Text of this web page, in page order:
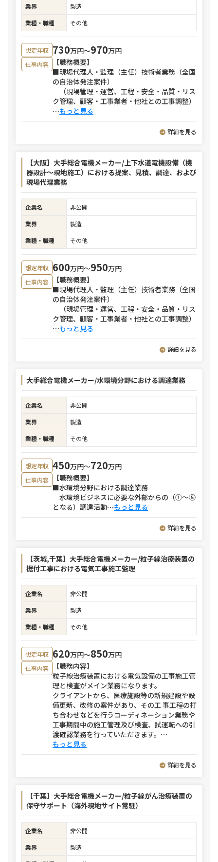
業界
製造
業種・職種
その他
想定年収 730万円〜970万円
仕事内容
【職務概要】
■現場代理人・監理（主任）技術者業務（全国
の自治体発注案件）
（現場管理・運営、工程・安全・品質・リス
ク管理、顧客・工事業者・他社との工事調整）
⋯もっと見る
詳細を見る
【大阪】大手総合電機メーカー/上下水道電機設備（機
器設計～現地施工）における提案、見積、調達、および
現場代理業務
企業名
非公開
業界
製造
業種・職種
その他
想定年収 600万円〜950万円
仕事内容
【職務概要】
■現場代理人・監理（主任）技術者業務（全国
の自治体発注案件）
（現場管理・運営、工程・安全・品質・リス
ク管理、顧客・工事業者・他社との工事調整）
⋯もっと見る
詳細を見る
大手総合電機メーカー/水環境分野における調達業務
企業名
非公開
業界
製造
業種・職種
その他
想定年収 450万円〜720万円
仕事内容
【職務概要】
■水環境分野における調達業務
水環境ビジネスに必要な外部からの（①～⑤
となる）調達活動⋯もっと見る
詳細を見る
【茨城,千葉】大手総合電機メーカー/粒子線治療装置の
据付工事における電気工事施工監理
企業名
非公開
業界
製造
業種・職種
その他
想定年収 620万円〜850万円
仕事内容
【職務内容】
粒子線治療装置における電気設備の工事施工管
理と検査がメイン業務になります。
クライアントから、医療施設等の新規建設や設
備更新、改修の案件があり、その工 事工程の打
ち合わせなどを行うコーディネーション業務や
工事期間中の施工管理及び検査、試運転への引
渡確認業務を行っていただきます。 ⋯
もっと見る
詳細を見る
【千葉】大手総合電機メーカー/粒子線がん治療装置の
保守サポート（海外現地サイト常駐）
企業名
非公開
業界
製造